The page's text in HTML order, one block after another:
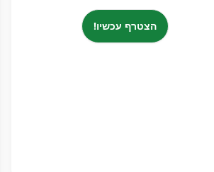
הצטרף עכשיו!